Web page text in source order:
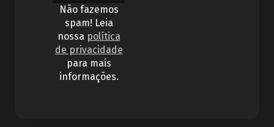
Não fazemos
spam! Leia
nossa política
de privacidade
para mais
informações.